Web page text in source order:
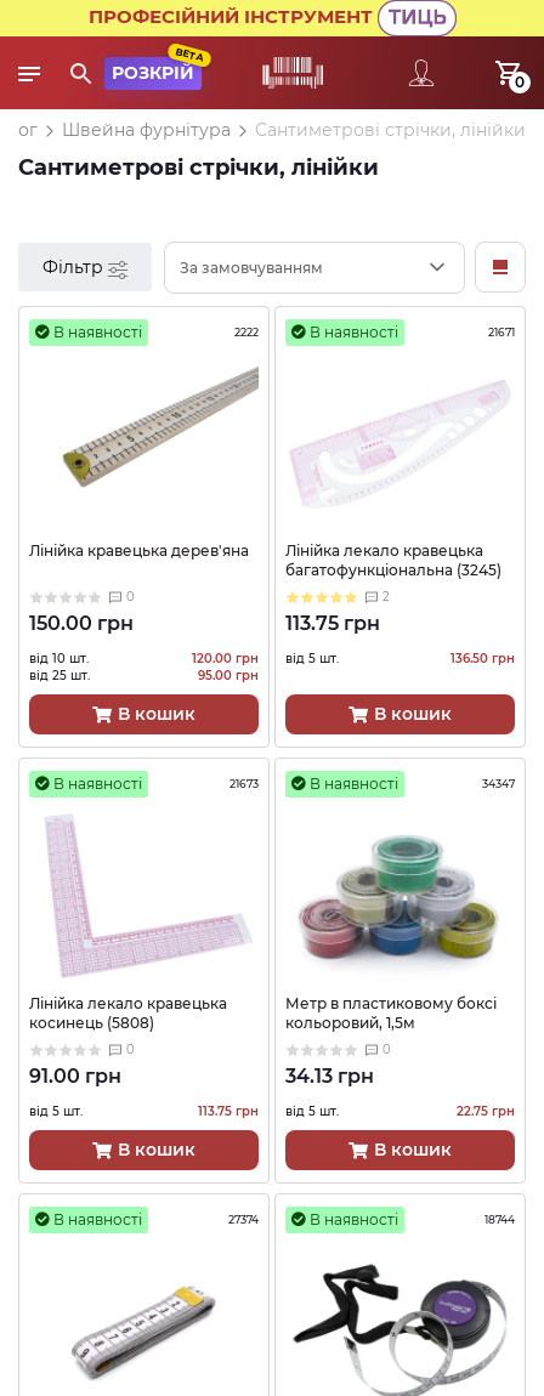
ПРОФЕСІЙНИЙ ІНСТРУМЕНТ
РОЗКРІЙ
BETA
0
Швейна фурнітура Сантиметрові стрічки, лінійки
Сантиметрові стрічки, лінійки
Фільтр За замовчуванням
В наявності 2222
Лінійка кравецька дерев'яна
0
150.00 грн
від 10 шт.
120.00 грн
від 25 шт.
95.00 грн
В кошик
В наявності 21671
Лінійка лекало кравецька
багатофункціональна (3245)
2
113.75 грн
від 5 шт. 136.50 грн
В кошик
В наявності 21673
Лінійка лекало кравецька
косинець (5808)
0
91.00 грн
від 5 шт. 113.75 грн
В кошик
В наявності 34347
Метр в пластиковому боксі
кольоровий, 1,5м
0
34.13 грн
від 5 шт. 22.75 грн
В кошик
В наявності 27374 В наявності 18744